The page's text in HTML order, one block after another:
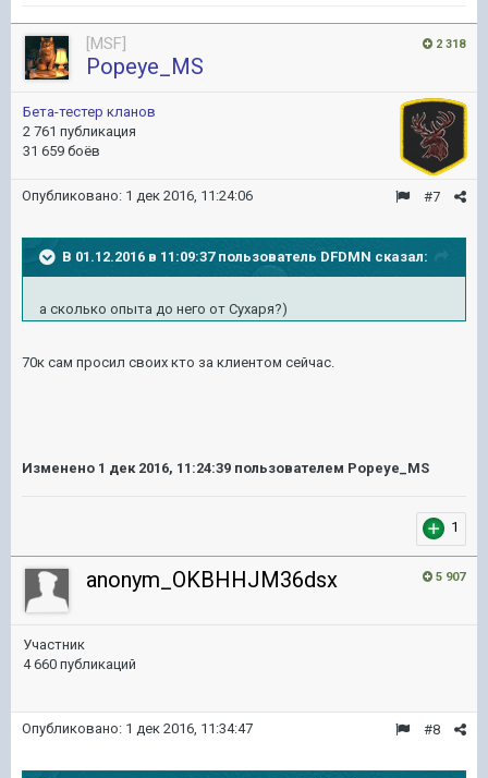
2 318
[MSF]
Popeye_MS
Бета-тестер кланов
2 761 публикация
31 659 боёв
#7
Опубликовано: 1 дек 2016, 11:24:06
В 01.12.2016 в 11:09:37 пользователь DFDMN сказал:
а сколько опыта до него от Сухаря?)
70к сам просил своих кто за клиентом сейчас.
Изменено 1 дек 2016, 11:24:39 пользователем Popeye_MS
1
5 907
anonym_OKBHHJM36dsx
Участник
4 660 публикаций
#8
Опубликовано: 1 дек 2016, 11:34:47